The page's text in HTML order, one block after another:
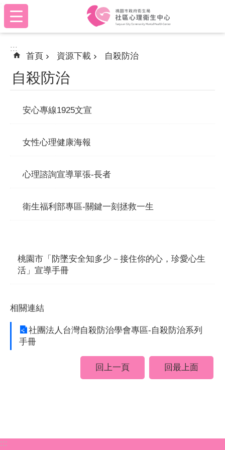
跳到主要內容區塊
:::
:::
首頁 資源下載 自殺防治
自殺防治
安心專線1925文宣
女性心理健康海報
心理諮詢宣導單張-長者
衛生福利部專區-關鍵一刻拯救一生
桃園市「防墜安全知多少－接住你的心，珍愛心生
活」宣導手冊
相關連結
社團法人台灣自殺防治學會專區-自殺防治系列
手冊
回上一頁 回最上面
:::